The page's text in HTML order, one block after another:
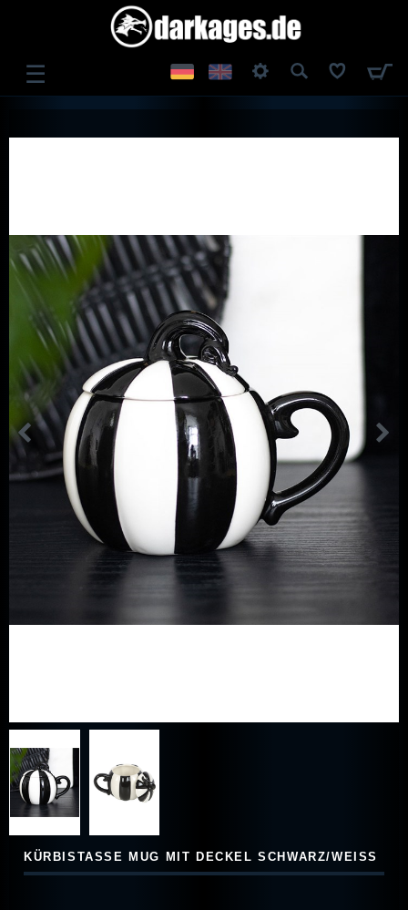
☰
KÜRBISTASSE MUG MIT DECKEL SCHWARZ/WEISS